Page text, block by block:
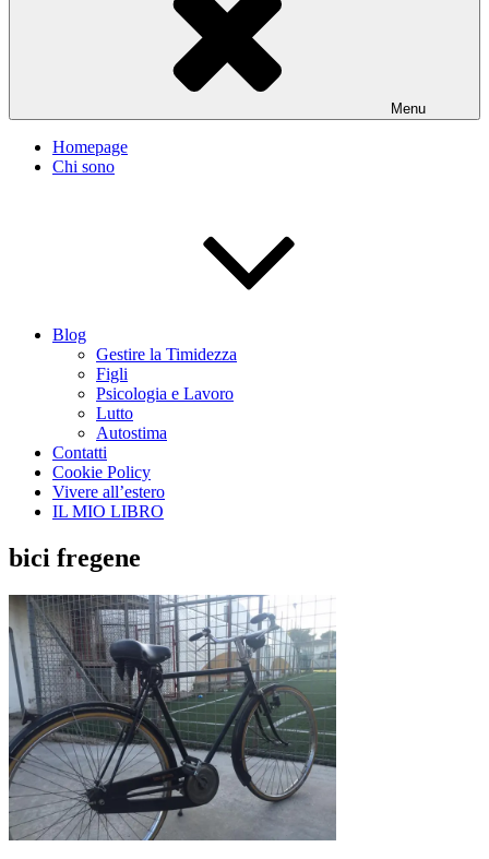
Menu
Homepage
Chi sono
Blog
Gestire la Timidezza
Figli
Psicologia e Lavoro
Lutto
Autostima
Contatti
Cookie Policy
Vivere all’estero
IL MIO LIBRO
bici fregene